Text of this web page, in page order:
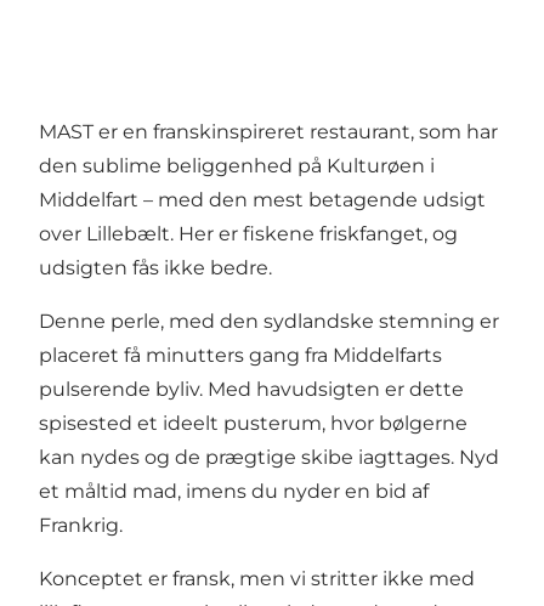
MAST er en franskinspireret restaurant, som har
den sublime beliggenhed på Kulturøen i
Middelfart – med den mest betagende udsigt
over Lillebælt. Her er fiskene friskfanget, og
udsigten fås ikke bedre.
Denne perle, med den sydlandske stemning er
placeret få minutters gang fra Middelfarts
pulserende byliv. Med havudsigten er dette
spisested et ideelt pusterum, hvor bølgerne
kan nydes og de prægtige skibe iagttages. Nyd
et måltid mad, imens du nyder en bid af
Frankrig.
Konceptet er fransk, men vi stritter ikke med